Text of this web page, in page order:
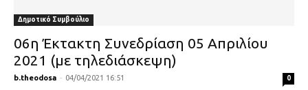
Δημοτικό Συμβούλιο
06η Έκτακτη Συνεδρίαση 05 Απριλίου
2021 (με τηλεδιάσκεψη)
b.theodosa - 04/04/2021 16:51 0